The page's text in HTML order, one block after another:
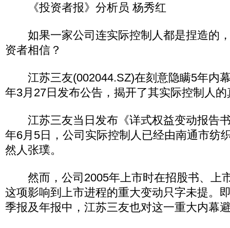
《投资者报》分析员 杨秀红
如果一家公司连实际控制人都是捏造的
资者相信？
江苏三友(002044.SZ)在刻意隐瞒5年内
年3月27日发布公告，揭开了其实际控制人
江苏三友当日发布《详式权益变动报告
年6月5日，公司实际控制人已经由南通市纺
然人张璞。
然而，公司2005年上市时在招股书、上
这项影响到上市进程的重大变动只字未提。
季报及年报中，江苏三友也对这一重大内幕